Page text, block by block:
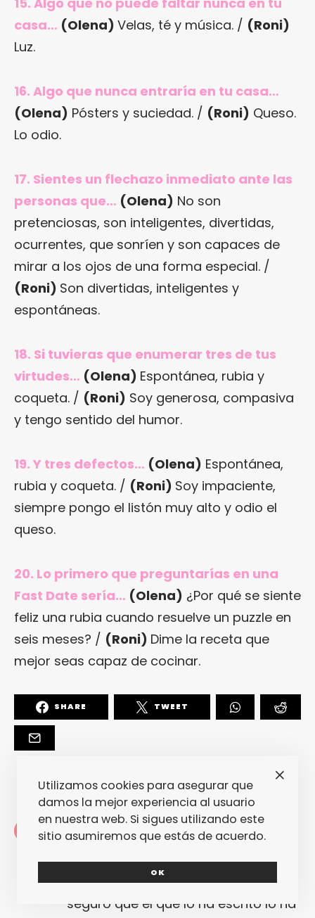
casa… (Olena) Velas, té y música. / (Roni)
Luz.
16. Algo que nunca entraría en tu casa…
(Olena) Pósters y suciedad. / (Roni) Queso.
Lo odio.
17. Sientes un flechazo inmediato ante las
personas que… (Olena) No son
pretenciosas, son inteligentes, divertidas,
ocurrentes, que sonríen y son capaces de
mirar a los ojos de una forma especial. /
(Roni) Son divertidas, inteligentes y
espontáneas.
18. Si tuvieras que enumerar tres de tus
virtudes… (Olena) Espontánea, rubia y
coqueta. / (Roni) Soy generosa, compasiva
y tengo sentido del humor.
19. Y tres defectos… (Olena) Espontánea,
rubia y coqueta. / (Roni) Soy impaciente,
siempre pongo el listón muy alto y odio el
queso.
20. Lo primero que preguntarías en una
Fast Date sería… (Olena) ¿Por qué se siente
feliz una rubia cuando resuelve un puzzle en
seis meses? / (Roni) Dime la receta que
mejor seas capaz de cocinar.
SHARE TWEET
Redacción
La redacción de fantasticmag.es al
completo... Cualquiera de nosotros
puede haber escrito este post, pero
seguro que el que lo ha escrito lo ha
Utilizamos cookies para asegurar que
damos la mejor experiencia al usuario
en nuestra web. Si sigues utilizando este
sitio asumiremos que estás de acuerdo.
OK